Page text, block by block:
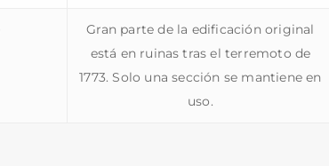
Gran parte de la edificación original
está en ruinas tras el terremoto de
1773. Solo una sección se mantiene en
uso.